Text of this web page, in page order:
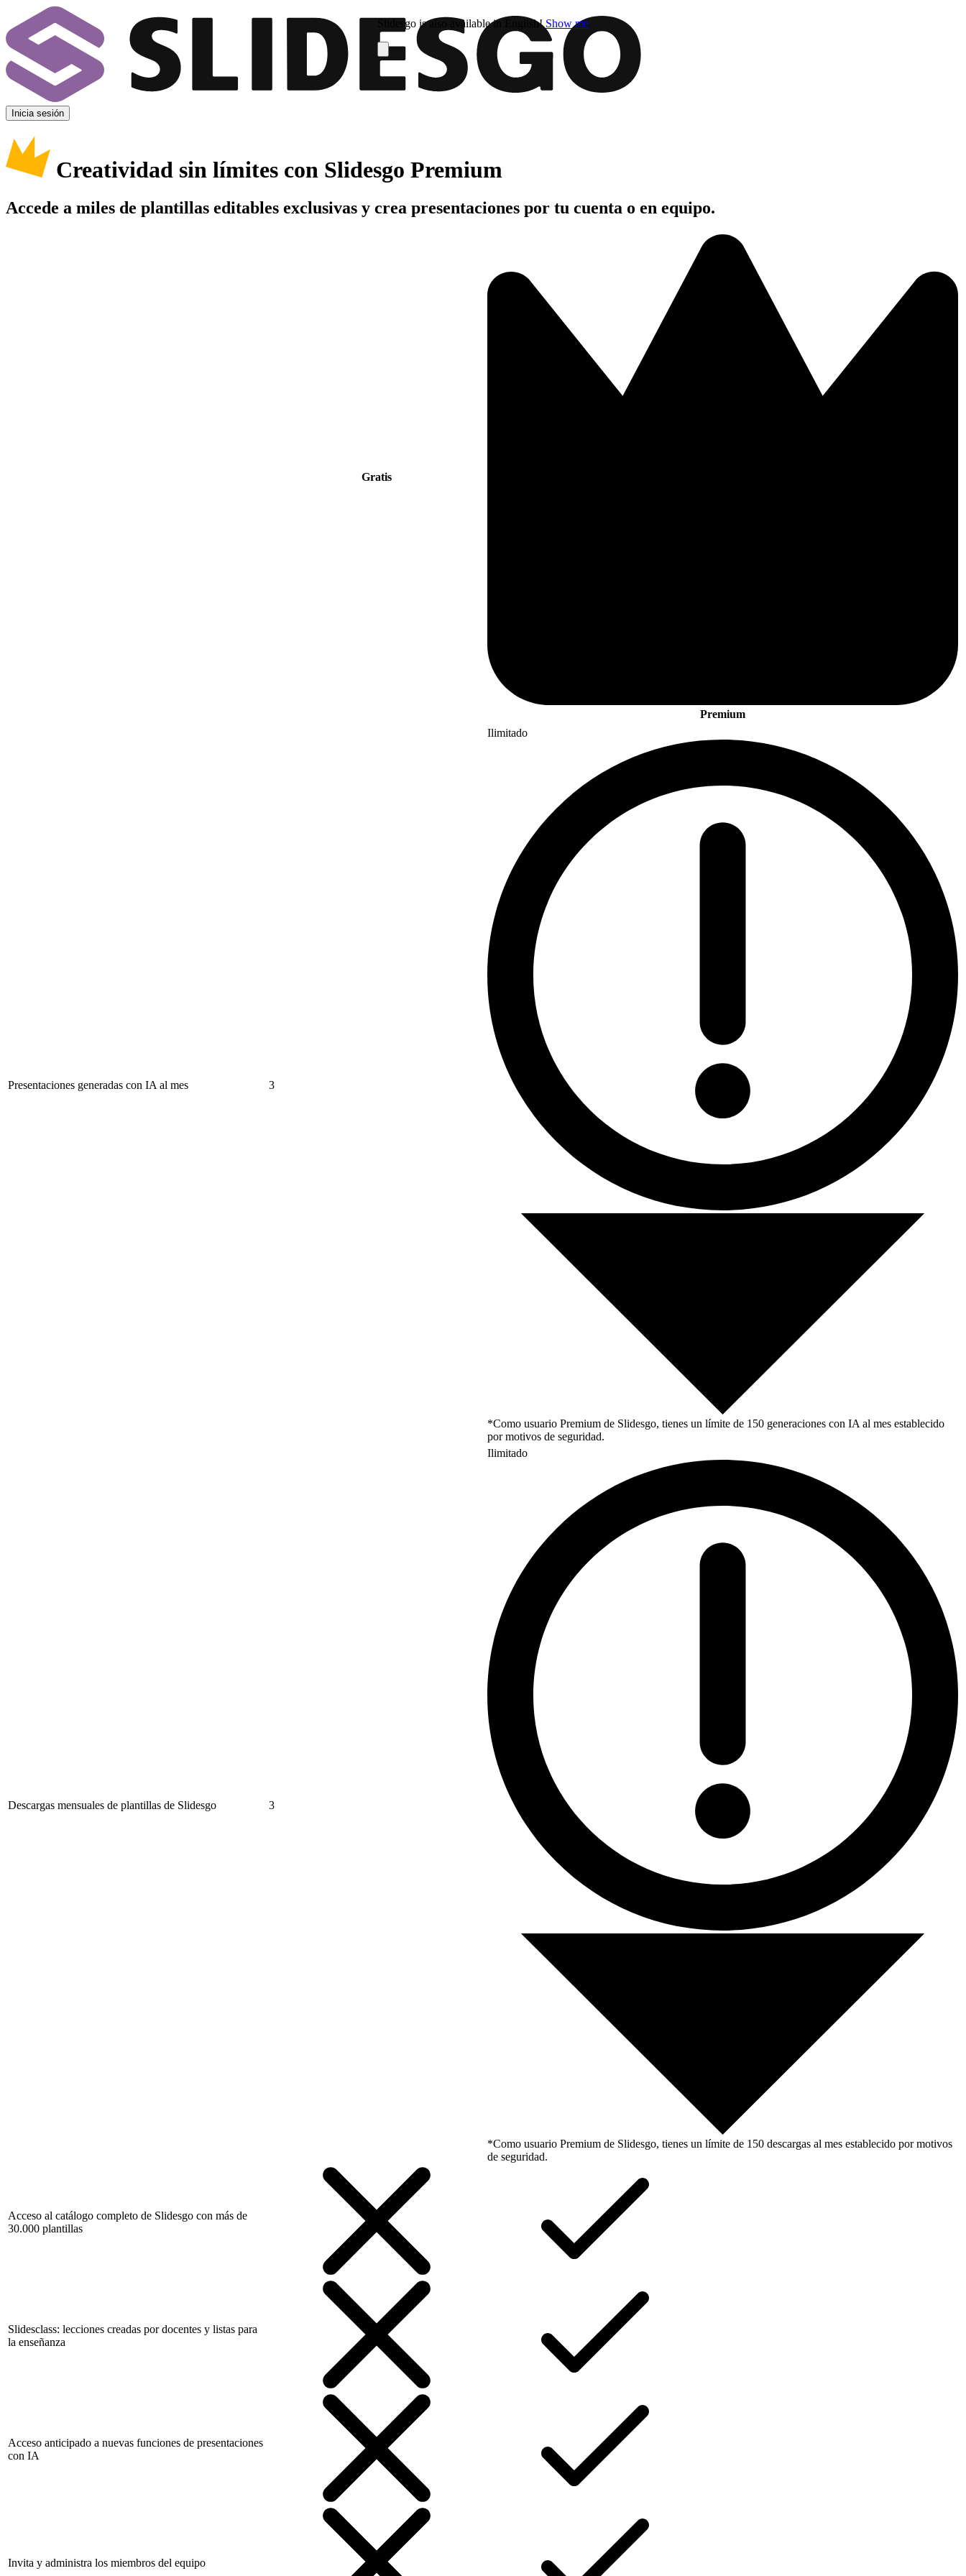
Slidesgo is also available in English! Show me
Inicia sesión
Creatividad sin límites con Slidesgo Premium
Accede a miles de plantillas editables exclusivas y crea presentaciones por tu cuenta o en equipo.
Gratis
Premium
Presentaciones generadas con IA al mes 3
Ilimitado
*Como usuario Premium de Slidesgo, tienes un límite de 150 generaciones con IA al mes establecido
por motivos de seguridad.
Descargas mensuales de plantillas de Slidesgo 3
Ilimitado
*Como usuario Premium de Slidesgo, tienes un límite de 150 descargas al mes establecido por motivos
de seguridad.
Acceso al catálogo completo de Slidesgo con más de
30.000 plantillas
Slidesclass: lecciones creadas por docentes y listas para
la enseñanza
Acceso anticipado a nuevas funciones de presentaciones
con IA
Invita y administra los miembros del equipo